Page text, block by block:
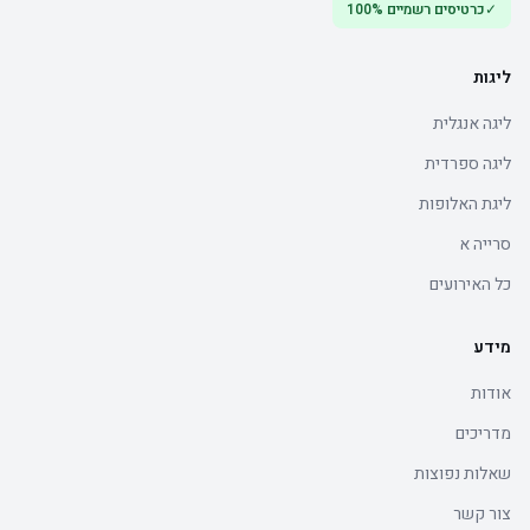
✓כרטיסים רשמיים 100%
ליגות
ליגה אנגלית
ליגה ספרדית
ליגת האלופות
סרייה א
כל האירועים
מידע
אודות
מדריכים
שאלות נפוצות
צור קשר